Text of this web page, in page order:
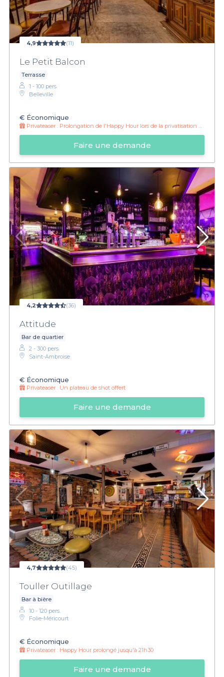
4,9 (11)
Le Petit Balcon
Terrasse
1 - 100 pers.
Belleville
€ Économique
Privateaser : Prolongation de l'Happy Hour lors de la privatisation du rez-de-chaussée !
Faire une demande
4,2 (36)
Attitude
Bar de quartier
2 - 300 pers.
Saint-Ambroise
€ Économique
Privateaser : Un plateau de shot offert
Faire une demande
4,7 (45)
Touller Outillage
Bar à bière
10 - 120 pers.
Folie-Méricourt
€ Économique
Privateaser : Happy Hour prolongé jusqu'à 21h30
Faire une demande